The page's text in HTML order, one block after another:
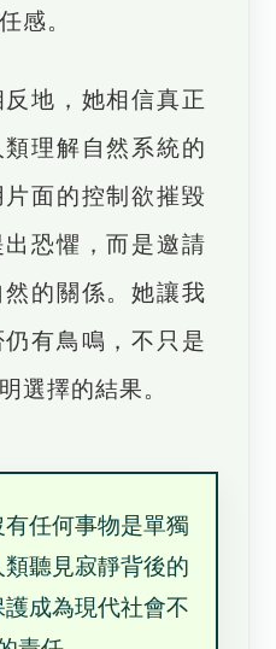
感。
地，她相信真正
理解自然系統的
面的控制欲摧毀
恐懼，而是邀請
的關係。她讓我
有鳥鳴，不只是
選擇的結果。
有任何事物是單獨
聽見寂靜背後的
成為現代社會不